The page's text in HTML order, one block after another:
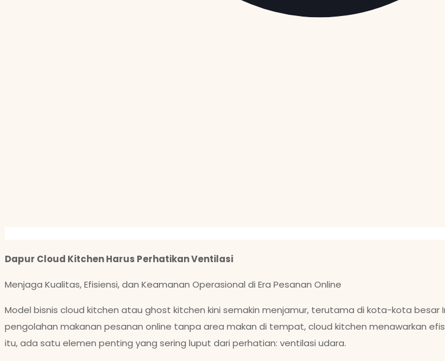
Dapur Cloud Kitchen Harus Perhatikan Ventilasi
Menjaga Kualitas, Efisiensi, dan Keamanan Operasional di Era Pesanan Online
Model bisnis cloud kitchen atau ghost kitchen kini semakin menjamur, terutama di kota-kota besar
pengolahan makanan pesanan online tanpa area makan di tempat, cloud kitchen menawarkan
itu, ada satu elemen penting yang sering luput dari perhatian: ventilasi udara.